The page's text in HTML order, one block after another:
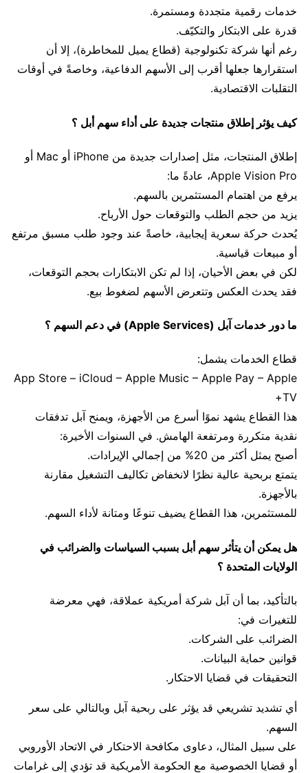
خدمات رقمية متجددة ومستمرة.
قدرة على الابتكار والتكيّف.
رغم أنها شركة تكنولوجية (قطاع يميل للمخاطرة)، إلا أن
استقرارها جعلها أقرب إلى الأسهم الدفاعية، وخاصةً في أوقات
التقلبات الاقتصادية.
كيف يؤثر إطلاق منتجات جديدة على أداء سهم أبل ؟
إطلاق المنتجات، مثل إصدارات جديدة من iPhone أو Mac أو
Apple Vision Pro، عادةً ما:
يرفع من اهتمام المستثمرين بالسهم.
يزيد من حجم الطلب والتوقعات حول الأرباح.
يُحدث حركة سعرية إيجابية، خاصةً عند وجود طلب مسبق مرتفع
أو مبيعات قياسية.
لكن في بعض الأحيان، إذا لم تكن الابتكارات بحجم التوقعات،
فقد يحدث العكس وتتعرض الأسهم لضغوط بيع.
ما دور خدمات آبل (Apple Services) في دعم السهم ؟
قطاع الخدمات يشمل:
App Store – iCloud – Apple Music – Apple Pay – Apple
TV+
هذا القطاع يشهد نموًا أسرع من الأجهزة، ويمنح آبل تدفقات
نقدية متكررة ومرتفعة الهامش. في السنوات الأخيرة:
أصبح يمثل أكثر من 20% من إجمالي الإيرادات.
يتمتع بربحية عالية نظرًا لانخفاض تكاليف التشغيل مقارنة
بالأجهزة.
للمستثمرين، هذا القطاع يضيف تنوعًا ومتانة لأداء السهم.
هل يمكن أن يتأثر سهم أبل بسبب السياسات والضرائب في
الولايات المتحدة ؟
بالتأكيد، بما أن آبل شركة أمريكية عملاقة، فهي معرضة
للتغيرات في:
الضرائب على الشركات.
قوانين حماية البيانات.
التحقيقات في قضايا الاحتكار.
أي تشديد تشريعي قد يؤثر على ربحية آبل وبالتالي على سعر
السهم.
على سبيل المثال، دعاوى مكافحة الاحتكار في الاتحاد الأوروبي
أو قضايا الخصوصية مع الحكومة الأمريكية قد تؤدي إلى غرامات